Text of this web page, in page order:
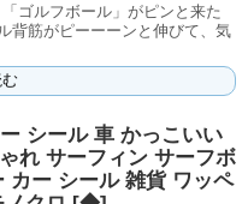
ゴルフボール」がピンと来た
背筋がピーーーンと伸びて、気
シール 車 かっこいい
れ サーフィン サーフボ
カー シール 雑貨 ワッペ